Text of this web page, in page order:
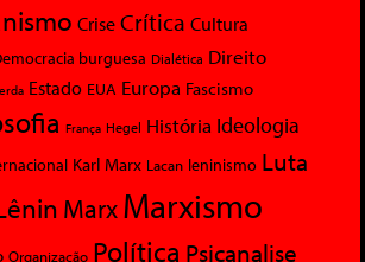
Crise Crítica Cultura
burguesa Dialética Direito
Estado EUA Europa Fascismo
França Hegel História Ideologia
Karl Marx Lacan leninismo Luta
MarxMarxismo
Organização Política Psicanalise